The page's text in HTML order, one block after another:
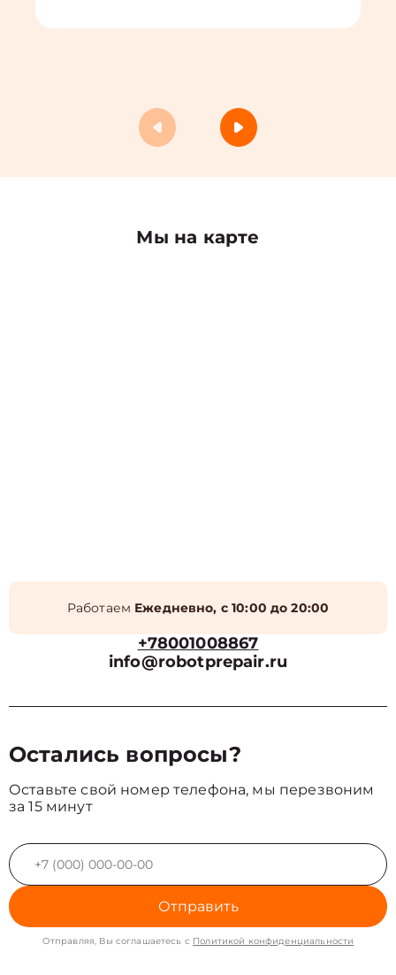
Мы на карте
Работаем Ежедневно, с 10:00 до 20:00
+78001008867
info@robotprepair.ru
Остались вопросы?
Оставьте свой номер телефона, мы перезвоним
за 15 минут
Отправить
Отправляя, Вы соглашаетесь с Политикой конфиденциальности